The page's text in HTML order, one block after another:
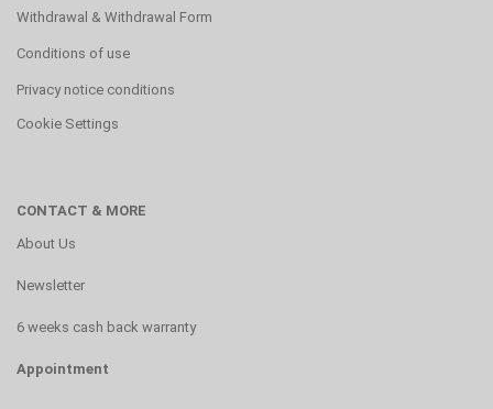
Withdrawal & Withdrawal Form
Conditions of use
Privacy notice conditions
Cookie Settings
CONTACT & MORE
About Us
Newsletter
6 weeks cash back warranty
Appointment